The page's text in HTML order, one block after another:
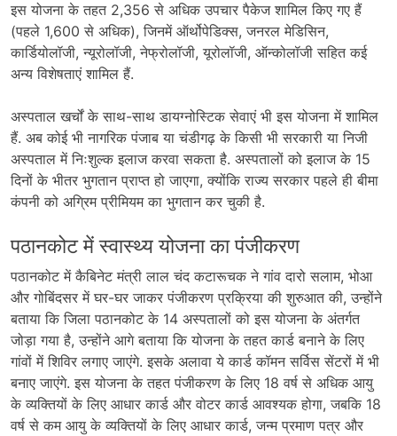
इस योजना के तहत 2,356 से अधिक उपचार पैकेज शामिल किए गए हैं
(पहले 1,600 से अधिक), जिनमें ऑर्थोपेडिक्स, जनरल मेडिसिन,
कार्डियोलॉजी, न्यूरोलॉजी, नेफ्रोलॉजी, यूरोलॉजी, ऑन्कोलॉजी सहित कई
अन्य विशेषताएं शामिल हैं.
अस्पताल खर्चों के साथ-साथ डायग्नोस्टिक सेवाएं भी इस योजना में शामिल
हैं. अब कोई भी नागरिक पंजाब या चंडीगढ़ के किसी भी सरकारी या निजी
अस्पताल में निःशुल्क इलाज करवा सकता है. अस्पतालों को इलाज के 15
दिनों के भीतर भुगतान प्राप्त हो जाएगा, क्योंकि राज्य सरकार पहले ही बीमा
कंपनी को अग्रिम प्रीमियम का भुगतान कर चुकी है.
पठानकोट में स्वास्थ्य योजना का पंजीकरण
पठानकोट में कैबिनेट मंत्री लाल चंद कटारूचक ने गांव दारो सलाम, भोआ
और गोबिंदसर में घर-घर जाकर पंजीकरण प्रक्रिया की शुरुआत की, उन्होंने
बताया कि जिला पठानकोट के 14 अस्पतालों को इस योजना के अंतर्गत
जोड़ा गया है, उन्होंने आगे बताया कि योजना के तहत कार्ड बनाने के लिए
गांवों में शिविर लगाए जाएंगे. इसके अलावा ये कार्ड कॉमन सर्विस सेंटरों में भी
बनाए जाएंगे. इस योजना के तहत पंजीकरण के लिए 18 वर्ष से अधिक आयु
के व्यक्तियों के लिए आधार कार्ड और वोटर कार्ड आवश्यक होगा, जबकि 18
वर्ष से कम आयु के व्यक्तियों के लिए आधार कार्ड, जन्म प्रमाण पत्र और